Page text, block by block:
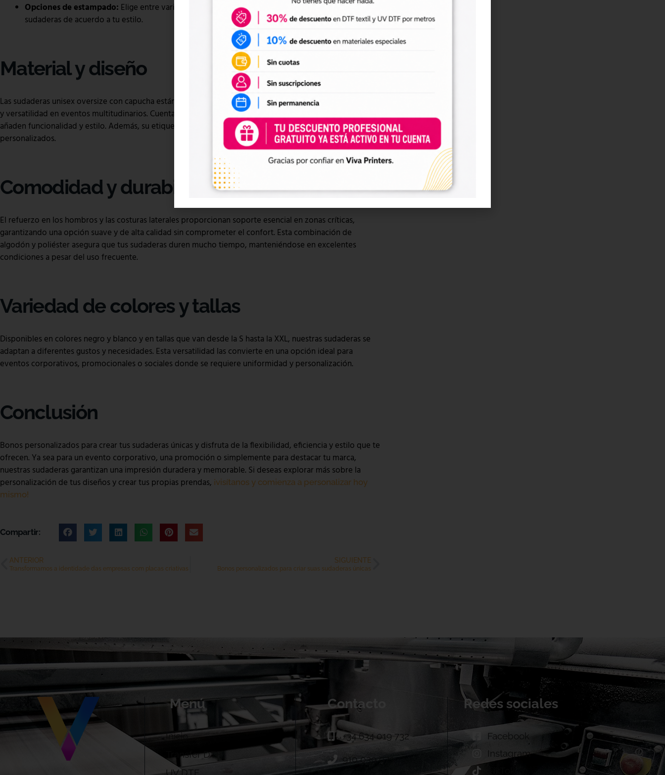
Opciones de estampado: Elige entre varias opciones de estampado para personalizar tus
sudaderas de acuerdo a tu estilo.
Material y diseño
Las sudaderas unisex oversize con capucha están diseñadas para ofrecer la mejor relación calidad-precio
y versatilidad en eventos multitudinarios. Cuentan con un capuz ajustable y un bolsillo delantero que
añaden funcionalidad y estilo. Además, su etiqueta removible facilita la aplicación de marcas o diseños
personalizados.
Comodidad y durabilidad
El refuerzo en los hombros y las costuras laterales proporcionan soporte esencial en zonas críticas,
garantizando una opción suave y de alta calidad sin comprometer el confort. Esta combinación de
algodón y poliéster asegura que tus sudaderas duren mucho tiempo, manteniéndose en excelentes
condiciones a pesar del uso frecuente.
Variedad de colores y tallas
Disponibles en colores negro y blanco y en tallas que van desde la S hasta la XXL, nuestras sudaderas se
adaptan a diferentes gustos y necesidades. Esta versatilidad las convierte en una opción ideal para
eventos corporativos, promocionales o sociales donde se requiere uniformidad y personalización.
Conclusión
Bonos personalizados para crear tus sudaderas únicas y disfruta de la flexibilidad, eficiencia y estilo que te
ofrecen. Ya sea para un evento corporativo, una promoción o simplemente para destacar tu marca,
nuestras sudaderas garantizan una impresión duradera y memorable. Si deseas explorar más sobre la
personalización de tus diseños y crear tus propias prendas, ¡visítanos y comienza a personalizar hoy
mismo!
Compartir:
ANTERIOR
Transformamos a identidade das empresas com placas criativas
SIGUIENTE
Bonos personalizados para criar suas sudaderas únicas
Menú
Inicio
Transfer DTF
UV DTF
Contacto
+34 634 019 732
910 039 973
Redes sociales
Facebook
Instagram